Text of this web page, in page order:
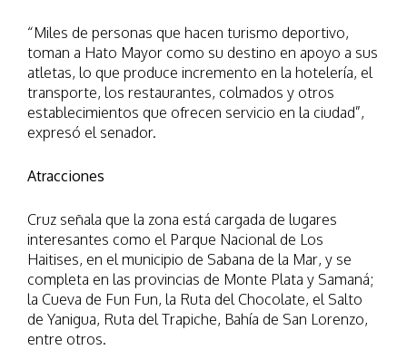
“Miles de personas que hacen turismo deportivo,
toman a Hato Mayor como su destino en apoyo a sus
atletas, lo que produce incremento en la hotelería, el
transporte, los restaurantes, colmados y otros
establecimientos que ofrecen servicio en la ciudad”,
expresó el senador.
Atracciones
Cruz señala que la zona está cargada de lugares
interesantes como el Parque Nacional de Los
Haitises, en el municipio de Sabana de la Mar, y se
completa en las provincias de Monte Plata y Samaná;
la Cueva de Fun Fun, la Ruta del Chocolate, el Salto
de Yanigua, Ruta del Trapiche, Bahía de San Lorenzo,
entre otros.